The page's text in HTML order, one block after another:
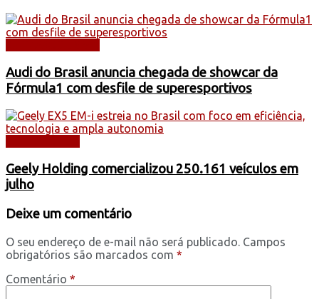
Audi do Brasil anuncia chegada de showcar da
Fórmula1 com desfile de superesportivos
Geely Holding comercializou 250.161 veículos em
julho
Deixe um comentário
O seu endereço de e-mail não será publicado. Campos
obrigatórios são marcados com *
Comentário *